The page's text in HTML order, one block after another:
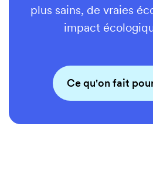
plus sains, de vraies
impact
Ce qu'on fait